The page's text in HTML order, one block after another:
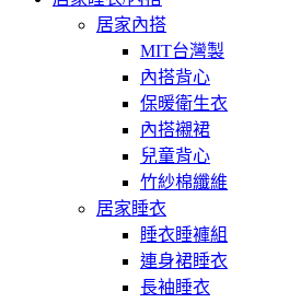
居家內搭
MIT台灣製
內搭背心
保暖衛生衣
內搭襯裙
兒童背心
竹紗棉纖維
居家睡衣
睡衣睡褲組
連身裙睡衣
長袖睡衣